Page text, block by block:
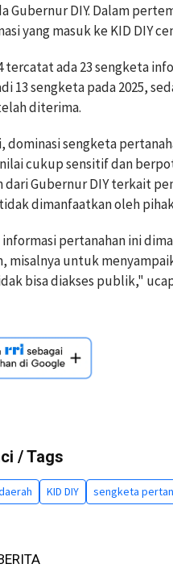
Gubernur DIY. Dalam
yang masuk ke KID DIY
tercatat ada 23 sengketa
13 sengketa pada 2025,
diterima.
dominasi sengketa
cukup sensitif dan
dari Gubernur DIY terkait
dimanfaatkan oleh
informasi pertanahan ini
misalnya untuk
bisa diakses publik,"
/ Tags
KID DIY sengketa